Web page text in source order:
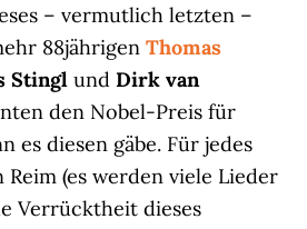
– vermutlich letzten –
88jährigenThomas
StinglundDirk van
den Nobel-Preis für
es diesen gäbe. Für jedes
Reim (es werden viele Lieder
Verrücktheit dieses